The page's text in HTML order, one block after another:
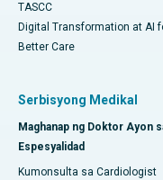
TASCC
Digital Transformation at AI
Better Care
Serbisyong Medikal
Maghanap ng Doktor Ayon
Espesyalidad
Kumonsulta sa Cardiologist